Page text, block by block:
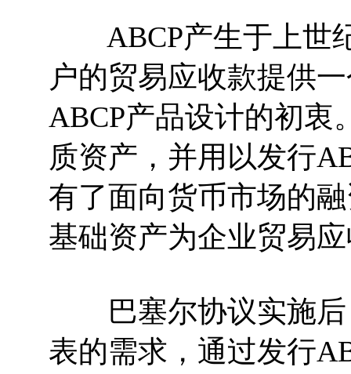
ABCP产生于上世纪
户的贸易应收款提供
ABCP产品设计的初衷
质资产，并用以发行
有了面向货币市场的
基础资产为企业贸易
巴塞尔协议实施后
表的需求，通过发行